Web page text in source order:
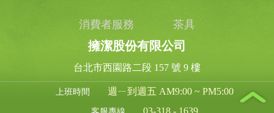
消費者服務 茶具
擁潔股份有限公司
台北市西園路二段 157 號 9 樓
上班時間 週ㄧ到週五 AM9:00 ~ PM5:00